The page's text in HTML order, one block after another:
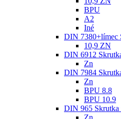
BPU
A2
Iné
DIN 7380+límec
10,9 ZN
DIN 6912
Zn
DIN 7984
Zn
BPU 8.8
BPU 10.9
DIN 965 Skrutka
Zn